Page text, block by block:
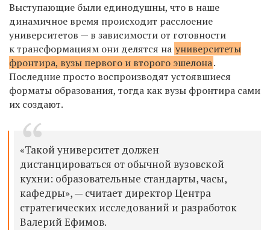
Выступающие были единодушны, что в наше
динамичное время происходит расслоение
университетов — в зависимости от готовности
к трансформациям они делятся на университеты
фронтира, вузы первого и второго эшелона.
Последние просто воспроизводят устоявшиеся
форматы образования, тогда как вузы фронтира сами
их создают.
«Такой университет должен
дистанцироваться от обычной вузовской
кухни: образовательные стандарты, часы,
кафедры», — считает директор Центра
стратегических исследований и разработок
Валерий Ефимов.